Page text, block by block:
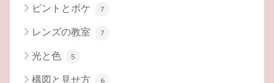
ピントとボケ 7
レンズの教室 7
光と色 5
構図と見せ方 6